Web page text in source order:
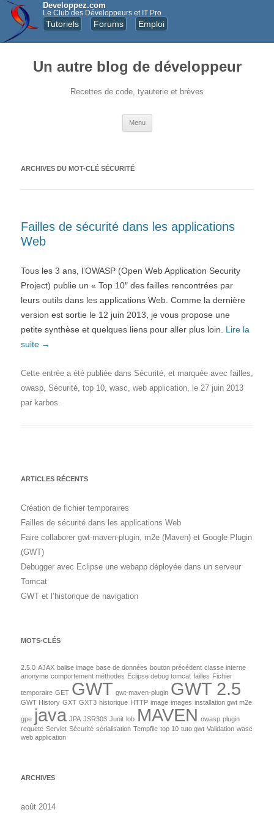
Developpez.com
Le Club des Développeurs et IT Pro
Tutoriels Forums Emploi
Un autre blog de développeur
Recettes de code, tyauterie et brèves
Menu
ARCHIVES DU MOT-CLÉ SÉCURITÉ
Failles de sécurité dans les applications
Web
Tous les 3 ans, l’OWASP (Open Web Application Security
Project) publie un « Top 10″ des failles rencontrées par
leurs outils dans les applications Web. Comme la dernière
version est sortie le 12 juin 2013, je vous propose une
petite synthèse et quelques liens pour aller plus loin. Lire la
suite →
Cette entrée a été publiée dans Sécurité, et marquée avec failles,
owasp, Sécurité, top 10, wasc, web application, le 27 juin 2013
par karbos.
ARTICLES RÉCENTS
Création de fichier temporaires
Failles de sécurité dans les applications Web
Faire collaborer gwt-maven-plugin, m2e (Maven) et Google Plugin
(GWT)
Debugger avec Eclipse une webapp déployée dans un serveur
Tomcat
GWT et l’historique de navigation
MOTS-CLÉS
2.5.0 AJAX balise image base de données bouton précédent classe interne
anonyme comportement méthodes Eclipse debug tomcat failles Fichier
temporaire GET GWT gwt-maven-plugin GWT 2.5
GWT History GXT GXT3 historique HTTP image images installation gwt m2e
gpe java JPA JSR303 Junit lob MAVEN owasp plugin
requete Servlet Sécurité sérialisation Tempfile top 10 tuto gwt Validation wasc
web application
ARCHIVES
août 2014